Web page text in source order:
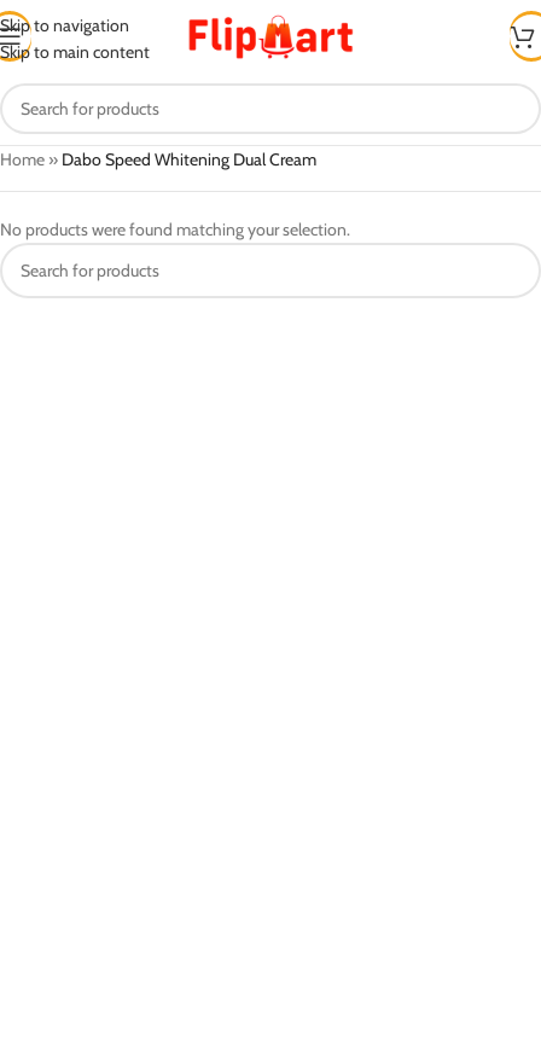
Skip to navigation
Skip to main content
Home » Dabo Speed ​​Whitening Dual Cream
No products were found matching your selection.